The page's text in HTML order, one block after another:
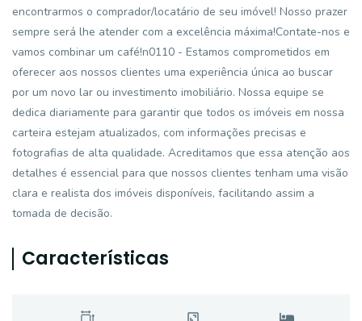
encontrarmos o comprador/locatário de seu imóvel! Nosso prazer
sempre será lhe atender com a excelência máxima!Contate-nos e
vamos combinar um café!n0110 - Estamos comprometidos em
oferecer aos nossos clientes uma experiência única ao buscar
por um novo lar ou investimento imobiliário. Nossa equipe se
dedica diariamente para garantir que todos os imóveis em nossa
carteira estejam atualizados, com informações precisas e
fotografias de alta qualidade. Acreditamos que essa atenção aos
detalhes é essencial para que nossos clientes tenham uma visão
clara e realista dos imóveis disponíveis, facilitando assim a
tomada de decisão.
Características